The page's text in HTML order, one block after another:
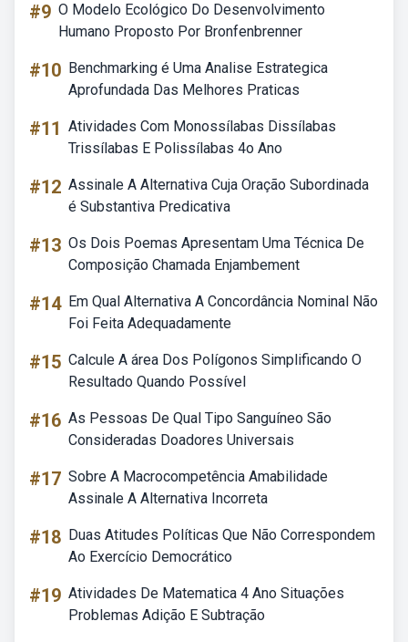
#9 O Modelo Ecológico Do Desenvolvimento
Humano Proposto Por Bronfenbrenner
#10 Benchmarking é Uma Analise Estrategica
Aprofundada Das Melhores Praticas
#11 Atividades Com Monossílabas Dissílabas
Trissílabas E Polissílabas 4o Ano
#12 Assinale A Alternativa Cuja Oração Subordinada
é Substantiva Predicativa
#13 Os Dois Poemas Apresentam Uma Técnica De
Composição Chamada Enjambement
#14 Em Qual Alternativa A Concordância Nominal Não
Foi Feita Adequadamente
#15 Calcule A área Dos Polígonos Simplificando O
Resultado Quando Possível
#16 As Pessoas De Qual Tipo Sanguíneo São
Consideradas Doadores Universais
#17 Sobre A Macrocompetência Amabilidade
Assinale A Alternativa Incorreta
#18 Duas Atitudes Políticas Que Não Correspondem
Ao Exercício Democrático
#19 Atividades De Matematica 4 Ano Situações
Problemas Adição E Subtração